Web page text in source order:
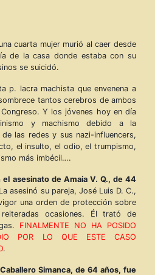
cuarta mujer murió al caer desde
de la casa donde estaba con su
se suicidó.
p. lacra machista que envenena a
tantos cerebros de ambos
Y los jóvenes hoy en día
y machismo debido a la
las redes y sus nazi-influencers,
el insulto, el odio, el trumpismo,
más imbécil….
el asesinato de Amaia V. Q., de 44
La asesinó su pareja, José Luis D. C.,
una orden de protección sobre
ocasiones. Él trató de
FINALMENTE NO HA POSIDO
POR LO QUE ESTE CASO
.
Simanca, de 64 años, fue